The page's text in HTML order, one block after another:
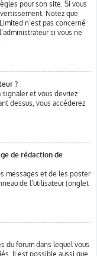
pour son site. Si vous
Notez que
n’est pas concerné
si vous ne
?
signaler et vous devriez
dessus, vous accéderez
de rédaction de
messages et de les poster
de l’utilisateur (onglet
du forum dans lequel vous
Il est possible aussi que